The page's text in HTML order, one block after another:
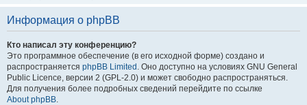
Информация о phpBB
Кто написал эту конференцию?
Это программное обеспечение (в его исходной форме) создано и
распространяется phpBB Limited . Оно доступно на условиях GNU General
Public Licence, версии 2 (GPL-2.0) и может свободно распространяться.
Для получения более подробных сведений перейдите по ссылке
About phpBB.